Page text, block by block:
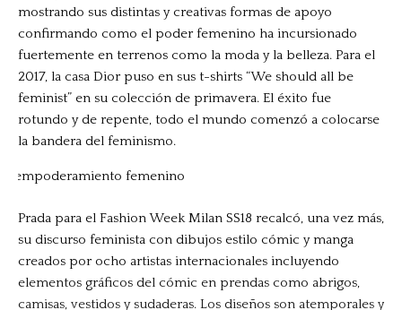
mostrando sus distintas y creativas formas de apoyo
confirmando como el poder femenino ha incursionado
fuertemente en terrenos como la moda y la belleza. Para el
2017, la casa Dior puso en sus t-shirts “We should all be
feminist” en su colección de primavera. El éxito fue
rotundo y de repente, todo el mundo comenzó a colocarse
la bandera del feminismo.
Prada para el Fashion Week Milan SS18 recalcó, una vez más,
su discurso feminista con dibujos estilo cómic y manga
creados por ocho artistas internacionales incluyendo
elementos gráficos del cómic en prendas como abrigos,
camisas, vestidos y sudaderas. Los diseños son atemporales y